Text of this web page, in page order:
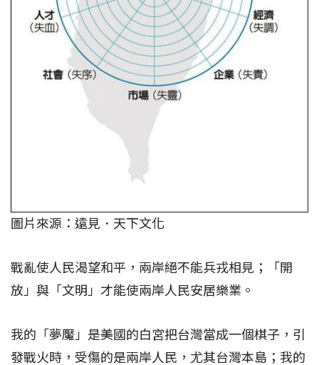
圖片來源：遠見．天下文化
戰亂使人民渴望和平，兩岸絕不能兵戎相見；「開
放」與「文明」才能使兩岸人民安居樂業。
我的「夢魘」是美國的白宮把台灣當成一個棋子，引
發戰火時，受傷的是兩岸人民，尤其台灣本島；我的